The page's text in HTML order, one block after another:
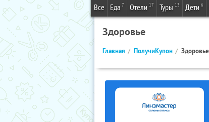
Все Еда 7 Отели 17 Туры 13 Дети 6
Здоровье
Главная ПолучиКупон Здоровье